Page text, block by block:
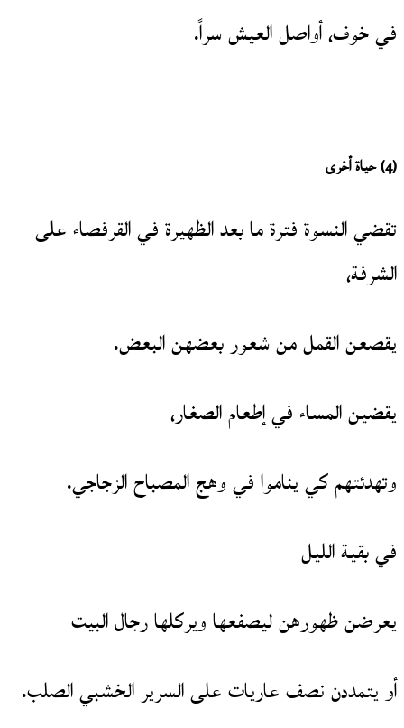
في خوف، أواصل العيش سراً.
(4) حياة أخرى
تقضي النسوة فترة ما بعد الظهيرة في القرفصاء على
الشرفة،
يقصعن القمل من شعور بعضهن البعض.
يقضين المساء في إطعام الصغار،
وتهدئتهم كي يناموا في وهج المصباح الزجاجي.
في بقية الليل
يعرضن ظهورهن ليصفعها ويركلها رجال البيت
أو يتمددن نصف عاريات على السرير الخشبي الصلب.